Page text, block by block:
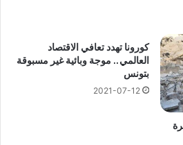
كورونا تهدد تعافي الاقتصاد
العالمي.. موجة وبائية غير مسبوقة
بتونس
2021-07-12